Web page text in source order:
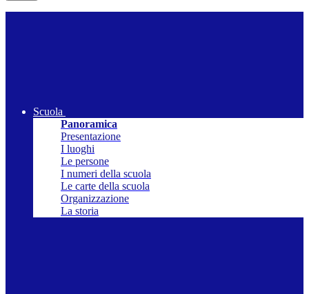
Scuola
Panoramica
Presentazione
I luoghi
Le persone
I numeri della scuola
Le carte della scuola
Organizzazione
La storia